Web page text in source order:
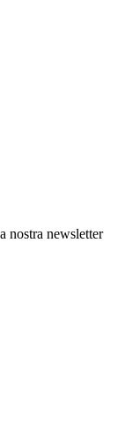
nostra newsletter